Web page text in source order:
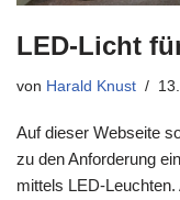
LED-Licht
von Harald Knust
Auf dieser Webseite
zu den Anforderung
mittels LED-